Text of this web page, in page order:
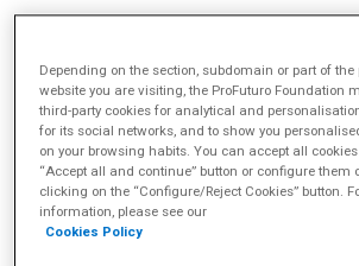
Depending on the section, subdomain or part of
website you are visiting, the ProFuturo Foundation
third-party cookies for analytical and
for its social networks, and to show you
on your browsing habits. You can accept all
“Accept all and continue” button or configure them
clicking on the “Configure/Reject Cookies” button.
information, please see our
Cookies Policy